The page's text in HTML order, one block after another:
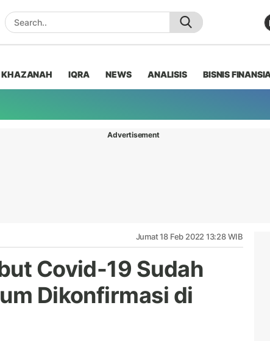
KHAZANAH IQRA NEWS ANALISIS BISNIS
Advertisement
Jumat 18 Feb 2022 13:28 WIB
Covid-19 Sudah
Dikonfirmasi di